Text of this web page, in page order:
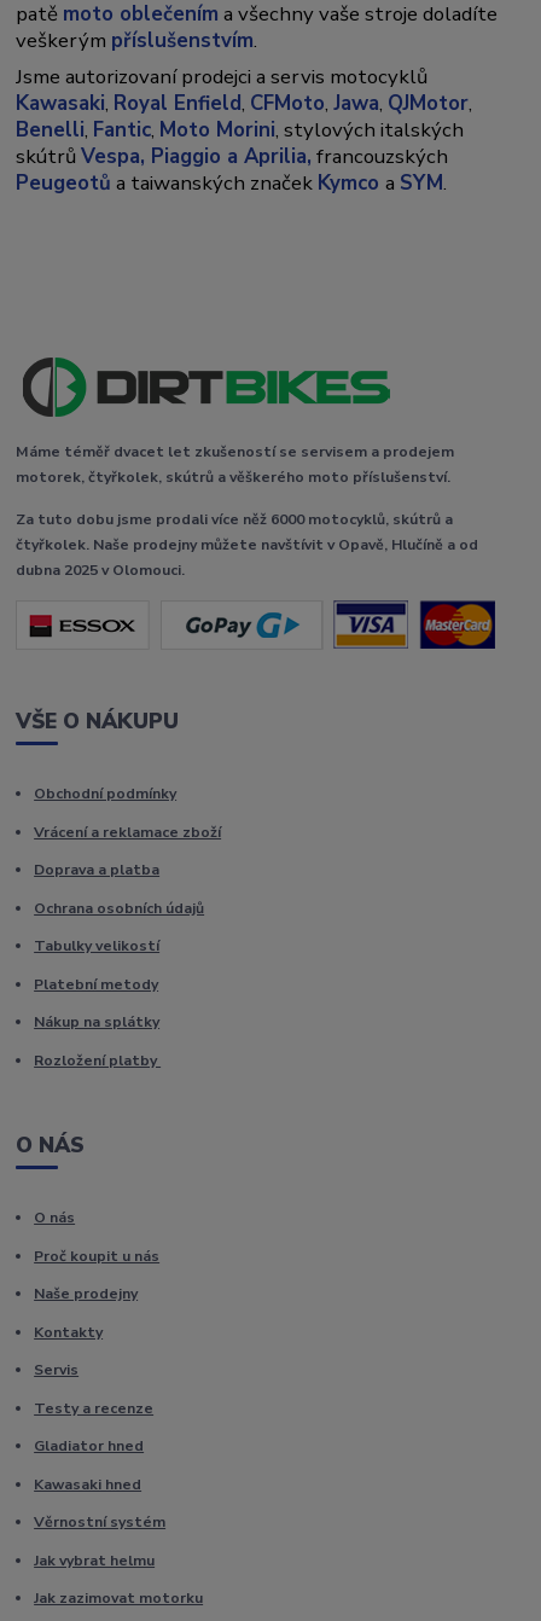
patě moto oblečením a všechny vaše stroje doladíte
veškerým příslušenstvím.
Jsme autorizovaní prodejci a servis motocyklů
Kawasaki, Royal Enfield, CFMoto,Jawa, QJMotor,
Benelli, Fantic, Moto Morini, stylových italských
skútrůVespa, Piaggio a Aprilia, francouzských
Peugeotů a taiwanských značek Kymcoa SYM.
Máme téměř dvacet let zkušeností se servisem a prodejem
motorek, čtyřkolek, skútrů a věškerého moto příslušenství.
Za tuto dobu jsme prodali více něž 6000 motocyklů, skútrů a
čtyřkolek. Naše prodejny můžete navštívit v Opavě, Hlučíně a od
dubna 2025 v Olomouci.
VŠE O NÁKUPU
Obchodní podmínky
Vrácení a reklamace zboží
Doprava a platba
Ochrana osobních údajů
Tabulky velikostí
Platební metody
Nákup na splátky
Rozložení platby
O NÁS
O nás
Proč koupit u nás
Naše prodejny
Kontakty
Servis
Testy a recenze
Gladiator hned
Kawasaki hned
Věrnostní systém
Jak vybrat helmu
Jak zazimovat motorku